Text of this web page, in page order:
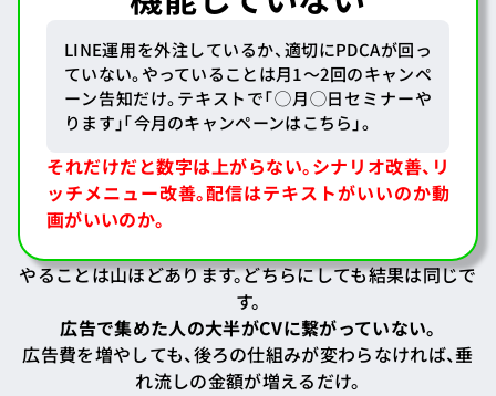
LINE運用を外注しているか、適切にPDCAが回っ
ていない。やっていることは月1〜2回のキャンペ
ーン告知だけ。テキストで「◯月◯日セミナーや
ります」「今月のキャンペーンはこちら」。
それだけだと数字は上がらない。シナリオ改善、リ
ッチメニュー改善。配信はテキストがいいのか動
画がいいのか。
やることは山ほどあります。どちらにしても結果は同じで
す。
広告で集めた人の大半がCVに繋がっていない。
広告費を増やしても、後ろの仕組みが変わらなければ、垂
れ流しの金額が増えるだけ。